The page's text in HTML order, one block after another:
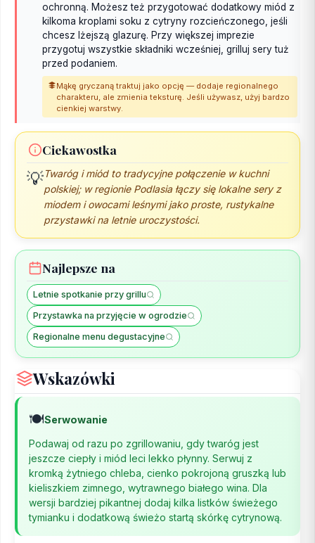
ochronną. Możesz też przygotować dodatkowy miód z
kilkoma kroplami soku z cytryny rozcieńczonego, jeśli
chcesz lżejszą glazurę. Przy większej imprezie
przygotuj wszystkie składniki wcześniej, grilluj sery tuż
przed podaniem.
Mąkę gryczaną traktuj jako opcję — dodaje regionalnego
charakteru, ale zmienia teksturę. Jeśli używasz, użyj bardzo
cienkiej warstwy.
Ciekawostka
💡Twaróg i miód to tradycyjne połączenie w kuchni
polskiej; w regionie Podlasia łączy się lokalne sery z
miodem i owocami leśnymi jako proste, rustykalne
przystawki na letnie uroczystości.
Najlepsze na
Letnie spotkanie przy grillu
Przystawka na przyjęcie w ogrodzie
Regionalne menu degustacyjne
Wskazówki
🍽️Serwowanie
Podawaj od razu po zgrillowaniu, gdy twaróg jest
jeszcze ciepły i miód leci lekko płynny. Serwuj z
kromką żytniego chleba, cienko pokrojoną gruszką lub
kieliszkiem zimnego, wytrawnego białego wina. Dla
wersji bardziej pikantnej dodaj kilka listków świeżego
tymianku i dodatkową świeżo startą skórkę cytrynową.